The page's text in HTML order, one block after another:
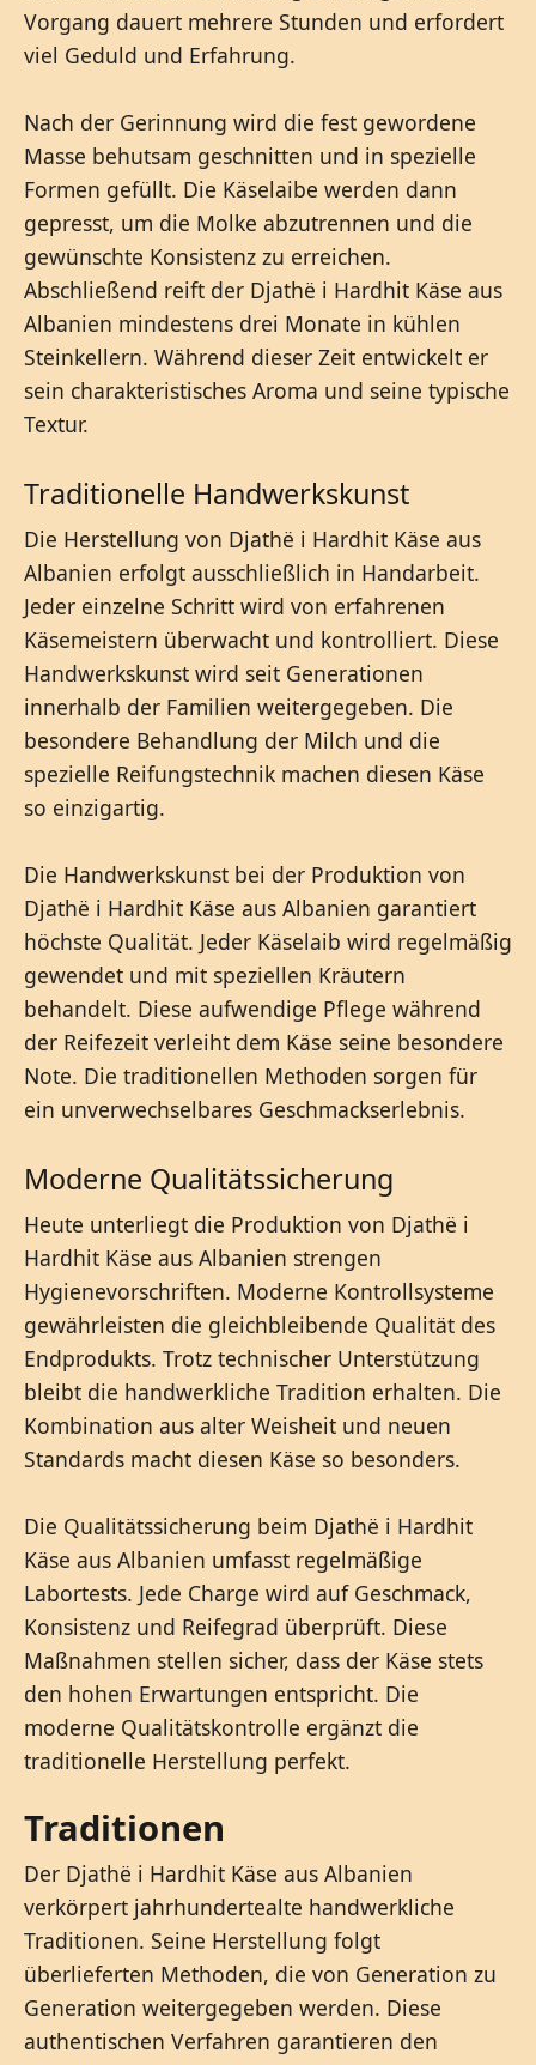
Vorgang dauert mehrere Stunden und erfordert
viel Geduld und Erfahrung.
Nach der Gerinnung wird die fest gewordene
Masse behutsam geschnitten und in spezielle
Formen gefüllt. Die Käselaibe werden dann
gepresst, um die Molke abzutrennen und die
gewünschte Konsistenz zu erreichen.
Abschließend reift der Djathë i Hardhit Käse aus
Albanien mindestens drei Monate in kühlen
Steinkellern. Während dieser Zeit entwickelt er
sein charakteristisches Aroma und seine typische
Textur.
Traditionelle Handwerkskunst
Die Herstellung von Djathë i Hardhit Käse aus
Albanien erfolgt ausschließlich in Handarbeit.
Jeder einzelne Schritt wird von erfahrenen
Käsemeistern überwacht und kontrolliert. Diese
Handwerkskunst wird seit Generationen
innerhalb der Familien weitergegeben. Die
besondere Behandlung der Milch und die
spezielle Reifungstechnik machen diesen Käse
so einzigartig.
Die Handwerkskunst bei der Produktion von
Djathë i Hardhit Käse aus Albanien garantiert
höchste Qualität. Jeder Käselaib wird regelmäßig
gewendet und mit speziellen Kräutern
behandelt. Diese aufwendige Pflege während
der Reifezeit verleiht dem Käse seine besondere
Note. Die traditionellen Methoden sorgen für
ein unverwechselbares Geschmackserlebnis.
Moderne Qualitätssicherung
Heute unterliegt die Produktion von Djathë i
Hardhit Käse aus Albanien strengen
Hygienevorschriften. Moderne Kontrollsysteme
gewährleisten die gleichbleibende Qualität des
Endprodukts. Trotz technischer Unterstützung
bleibt die handwerkliche Tradition erhalten. Die
Kombination aus alter Weisheit und neuen
Standards macht diesen Käse so besonders.
Die Qualitätssicherung beim Djathë i Hardhit
Käse aus Albanien umfasst regelmäßige
Labortests. Jede Charge wird auf Geschmack,
Konsistenz und Reifegrad überprüft. Diese
Maßnahmen stellen sicher, dass der Käse stets
den hohen Erwartungen entspricht. Die
moderne Qualitätskontrolle ergänzt die
traditionelle Herstellung perfekt.
Traditionen
Der Djathë i Hardhit Käse aus Albanien
verkörpert jahrhundertealte handwerkliche
Traditionen. Seine Herstellung folgt
überlieferten Methoden, die von Generation zu
Generation weitergegeben werden. Diese
authentischen Verfahren garantieren den